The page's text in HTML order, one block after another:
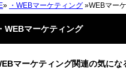
» ・WEBマーケティング »WEBマー
・WEBマーケティング
マーケティング関連の気に